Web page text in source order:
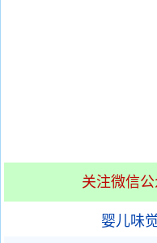
关注微信
婴儿味